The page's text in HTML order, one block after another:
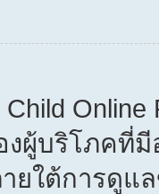
Online
ผู้บริโภคที่มี
ยใต้การดูแ